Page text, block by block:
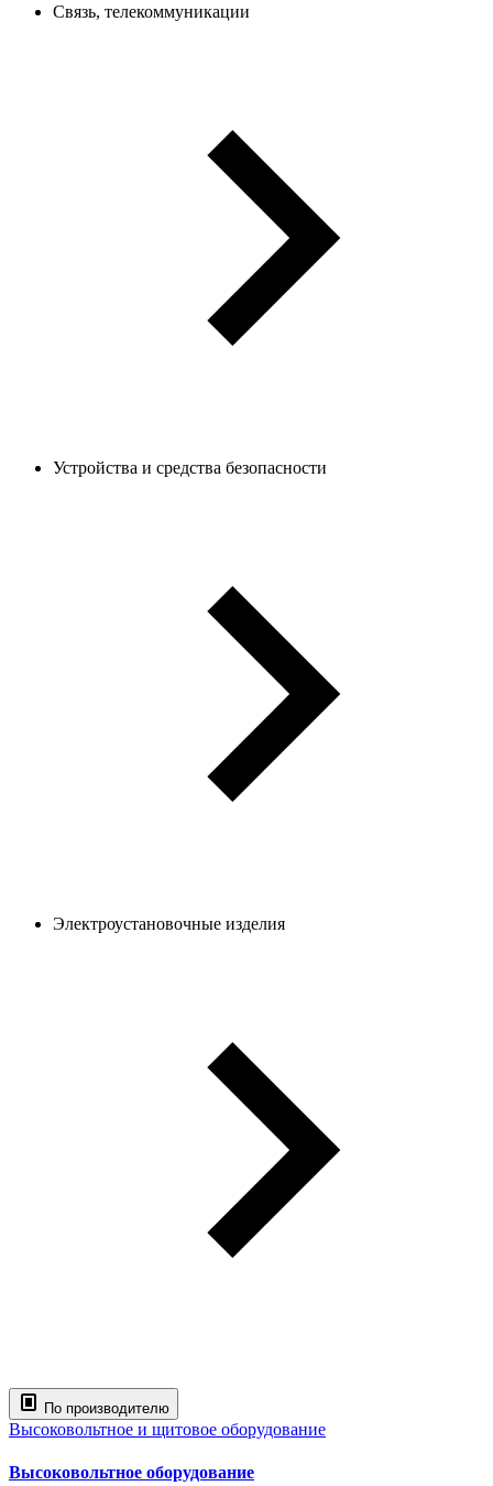
Связь, телекоммуникации
Устройства и средства безопасности
Электроустановочные изделия
По производителю
Высоковольтное и щитовое оборудование
Высоковольтное оборудование